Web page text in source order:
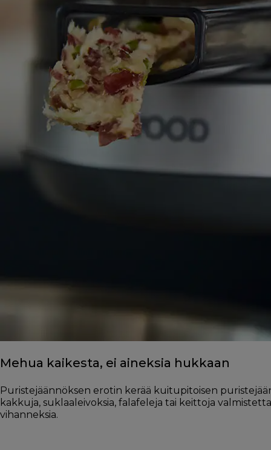
Mehua kaikesta, ei aineksia hukkaan
Puristejäännöksen erotin kerää kuitupitoisen
kakkuja, suklaaleivoksia, falafeleja tai keittoja
vihanneksia.